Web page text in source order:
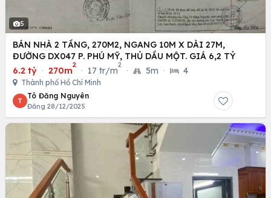
5
BÁN NHÀ 2 TẦNG, 270M2, NGANG 10M X DÀI 27M,
ĐƯỜNG DX047 P. PHÚ MỸ, THỦ DẦU MỘT. GIÁ 6,2 TỶ
6.2 tỷ · 270m
2
· 17 tr/m
2
· 5m · 4
Thành phố Hồ Chí Minh
T
Tô Đăng Nguyên
Đăng 28/12/2025